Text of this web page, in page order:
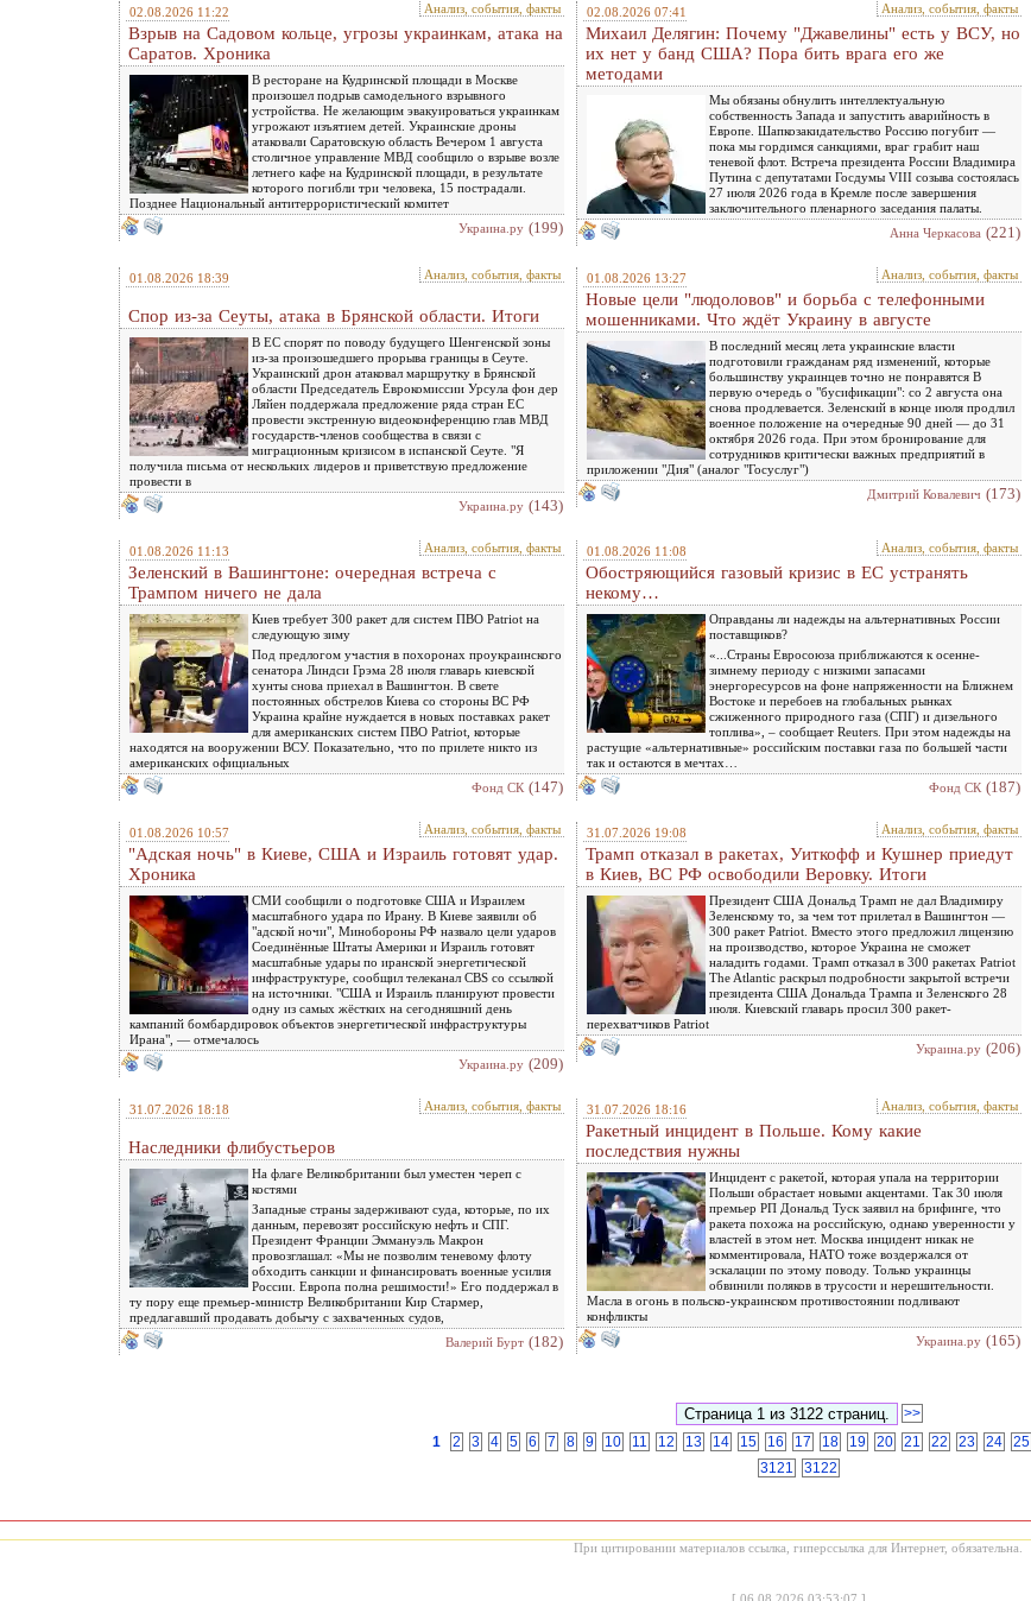
02.08.2026 11:22 Анализ, события, факты
Взрыв на Садовом кольце, угрозы украинкам, атака на
Саратов. Хроника
В ресторане на Кудринской площади в Москве
произошел подрыв самодельного взрывного
устройства. Не желающим эвакуироваться украинкам
угрожают изъятием детей. Украинские дроны
атаковали Саратовскую область Вечером 1 августа
столичное управление МВД сообщило о взрыве возле
летнего кафе на Кудринской площади, в результате
которого погибли три человека, 15 пострадали.
Позднее Национальный антитеррористический комитет
Украина.ру (199)
02.08.2026 07:41 Анализ, события, факты
Михаил Делягин: Почему "Джавелины" есть у ВСУ, но
их нет у банд США? Пора бить врага его же
методами
Мы обязаны обнулить интеллектуальную
собственность Запада и запустить аварийность в
Европе. Шапкозакидательство Россию погубит —
пока мы гордимся санкциями, враг грабит наш
теневой флот. Встреча президента России Владимира
Путина с депутатами Госдумы VIII созыва состоялась
27 июля 2026 года в Кремле после завершения
заключительного пленарного заседания палаты.
Анна Черкасова (221)
01.08.2026 18:39 Анализ, события, факты
Спор из-за Сеуты, атака в Брянской области. Итоги
В ЕС спорят по поводу будущего Шенгенской зоны
из-за произошедшего прорыва границы в Сеуте.
Украинский дрон атаковал маршрутку в Брянской
области Председатель Еврокомиссии Урсула фон дер
Ляйен поддержала предложение ряда стран ЕС
провести экстренную видеоконференцию глав МВД
государств-членов сообщества в связи с
миграционным кризисом в испанской Сеуте. "Я
получила письма от нескольких лидеров и приветствую предложение
провести в
Украина.ру (143)
01.08.2026 13:27 Анализ, события, факты
Новые цели "людоловов" и борьба с телефонными
мошенниками. Что ждёт Украину в августе
В последний месяц лета украинские власти
подготовили гражданам ряд изменений, которые
большинству украинцев точно не понравятся В
первую очередь о "бусификации": со 2 августа она
снова продлевается. Зеленский в конце июля продлил
военное положение на очередные 90 дней — до 31
октября 2026 года. При этом бронирование для
сотрудников критически важных предприятий в
приложении "Дия" (аналог "Госуслуг")
Дмитрий Ковалевич (173)
01.08.2026 11:13 Анализ, события, факты
Зеленский в Вашингтоне: очередная встреча c
Трампом ничего не дала
Киев требует 300 ракет для систем ПВО Patriot на
следующую зиму
Под предлогом участия в похоронах проукраинского
сенатора Линдси Грэма 28 июля главарь киевской
хунты снова приехал в Вашингтон. В свете
постоянных обстрелов Киева со стороны ВС РФ
Украина крайне нуждается в новых поставках ракет
для американских систем ПВО Patriot, которые
находятся на вооружении ВСУ. Показательно, что по прилете никто из
американских официальных
Фонд СК (147)
01.08.2026 11:08 Анализ, события, факты
Обостряющийся газовый кризис в ЕС устранять
некому…
Оправданы ли надежды на альтернативных России
поставщиков?
«...Страны Евросоюза приближаются к осенне-
зимнему периоду с низкими запасами
энергоресурсов на фоне напряженности на Ближнем
Востоке и перебоев на глобальных рынках
сжиженного природного газа (СПГ) и дизельного
топлива», – сообщает Reuters. При этом надежды на
растущие «альтернативные» российским поставки газа по большей части
так и остаются в мечтах…
Фонд СК (187)
01.08.2026 10:57 Анализ, события, факты
"Адская ночь" в Киеве, США и Израиль готовят удар.
Хроника
СМИ сообщили о подготовке США и Израилем
масштабного удара по Ирану. В Киеве заявили об
"адской ночи", Минобороны РФ назвало цели ударов
Соединённые Штаты Америки и Израиль готовят
масштабные удары по иранской энергетической
инфраструктуре, сообщил телеканал CBS со ссылкой
на источники. "США и Израиль планируют провести
одну из самых жёстких на сегодняшний день
кампаний бомбардировок объектов энергетической инфраструктуры
Ирана", — отмечалось
Украина.ру (209)
31.07.2026 19:08 Анализ, события, факты
Трамп отказал в ракетах, Уиткофф и Кушнер приедут
в Киев, ВС РФ освободили Веровку. Итоги
Президент США Дональд Трамп не дал Владимиру
Зеленскому то, за чем тот прилетал в Вашингтон —
300 ракет Patriot. Вместо этого предложил лицензию
на производство, которое Украина не сможет
наладить годами. Трамп отказал в 300 ракетах Patriot
The Atlantic раскрыл подробности закрытой встречи
президента США Дональда Трампа и Зеленского 28
июля. Киевский главарь просил 300 ракет-
перехватчиков Patriot
Украина.ру (206)
31.07.2026 18:18 Анализ, события, факты
Наследники флибустьеров
На флаге Великобритании был уместен череп с
костями
Западные страны задерживают суда, которые, по их
данным, перевозят российскую нефть и СПГ.
Президент Франции Эммануэль Макрон
провозглашал: «Мы не позволим теневому флоту
обходить санкции и финансировать военные усилия
России. Европа полна решимости!» Его поддержал в
ту пору еще премьер-министр Великобритании Кир Стармер,
предлагавший продавать добычу с захваченных судов,
Валерий Бурт (182)
31.07.2026 18:16 Анализ, события, факты
Ракетный инцидент в Польше. Кому какие
последствия нужны
Инцидент с ракетой, которая упала на территории
Польши обрастает новыми акцентами. Так 30 июля
премьер РП Дональд Туск заявил на брифинге, что
ракета похожа на российскую, однако уверенности у
властей в этом нет. Москва инцидент никак не
комментировала, НАТО тоже воздержался от
эскалации по этому поводу. Только украинцы
обвинили поляков в трусости и нерешительности.
Масла в огонь в польско-украинском противостоянии подливают
конфликты
Украина.ру (165)
>>
1
2 3 4 5 6 7 8 9 10 11 12 13 14 15 16 17 18 19 20 21 22 23 24 25
3121
3122
При цитировании материалов ссылка, гиперссылка для Интернет, обязательна.